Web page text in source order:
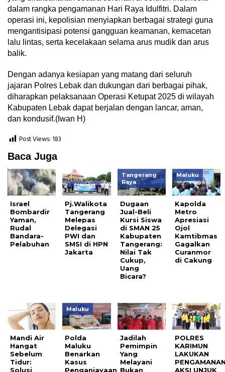
dalam rangka pengamanan Hari Raya Idulfitri. Dalam
operasi ini, kepolisian menyiapkan berbagai strategi guna
mengantisipasi potensi gangguan keamanan, kemacetan
lalu lintas, serta kecelakaan selama arus mudik dan arus
balik.
Dengan adanya kesiapan yang matang dari seluruh
jajaran Polres Lebak dan dukungan dari berbagai pihak,
diharapkan pelaksanaan Operasi Ketupat 2025 di wilayah
Kabupaten Lebak dapat berjalan dengan lancar, aman,
dan kondusif.(Iwan H)
Post Views: 183
Baca Juga
Israel
Bombardir
Yaman,
Rudal
Bandara-
Pelabuhan
Pj.Walikota
Tangerang
Melepas
Delegasi
PWI dan
SMSI di HPN
Jakarta
Tangerang
Raya
Dugaan
Jual-Beli
Kursi Siswa
di SMAN 25
Kabupaten
Tangerang:
Nilai Tak
Cukup,
Uang
Bicara?
Maluku
Kapolda
Metro
Apresiasi
Ojol
Kamtibmas
Gagalkan
Curanmor
di Cakung
Mandi Air
Hangat
Sebelum
Tidur:
Solusi
Maluku
Polda
Maluku
Benarkan
Kasus
Penganiayaan
Jadilah
Pemimpin
Yang
Melayani
Bukan
POLRES
KARIMUN
LAKUKAN
AKSI UNJUK